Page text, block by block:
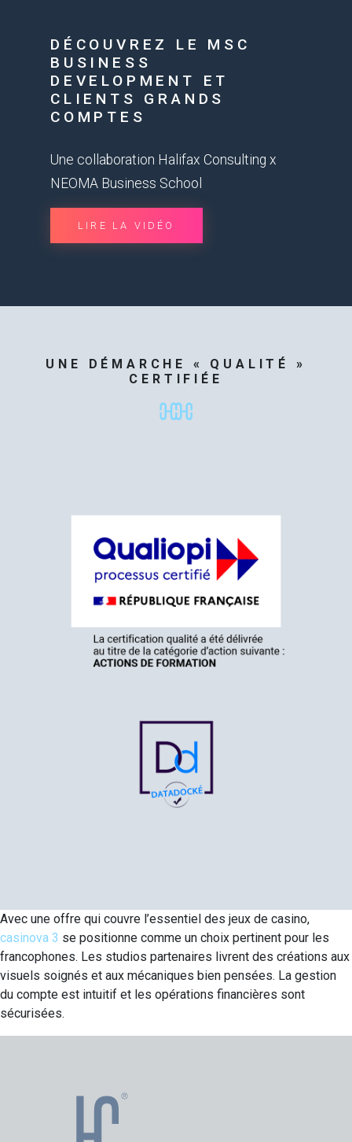
DÉCOUVREZ LE MSC
BUSINESS
DEVELOPMENT ET
CLIENTS GRANDS
COMPTES
Une collaboration Halifax Consulting x
NEOMA Business School
LIRE LA VIDÉO
UNE DÉMARCHE « QUALITÉ »
CERTIFIÉE
Avec une offre qui couvre l’essentiel des jeux de casino,
casinova 3 se positionne comme un choix pertinent pour les
francophones. Les studios partenaires livrent des créations aux
visuels soignés et aux mécaniques bien pensées. La gestion
du compte est intuitif et les opérations financières sont
sécurisées.